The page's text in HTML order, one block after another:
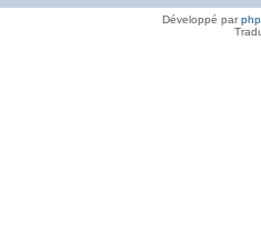
Développé par